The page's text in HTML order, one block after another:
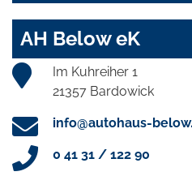
AH Below eK
Im Kuhreiher 1
21357 Bardowick
info@autohaus-
0 41 31 / 122 90